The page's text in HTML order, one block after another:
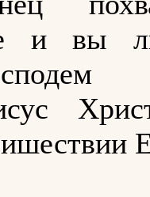
и вы